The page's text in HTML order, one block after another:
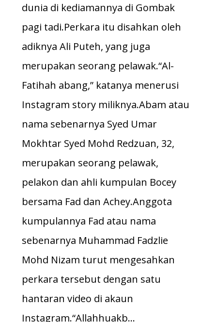
dunia di kediamannya di Gombak
pagi tadi.Perkara itu disahkan oleh
adiknya Ali Puteh, yang juga
merupakan seorang pelawak.“Al-
Fatihah abang,” katanya menerusi
Instagram story miliknya.Abam atau
nama sebenarnya Syed Umar
Mokhtar Syed Mohd Redzuan, 32,
merupakan seorang pelawak,
pelakon dan ahli kumpulan Bocey
bersama Fad dan Achey.Anggota
kumpulannya Fad atau nama
sebenarnya Muhammad Fadzlie
Mohd Nizam turut mengesahkan
perkara tersebut dengan satu
hantaran video di akaun
Instagram.“Allahhuakb…